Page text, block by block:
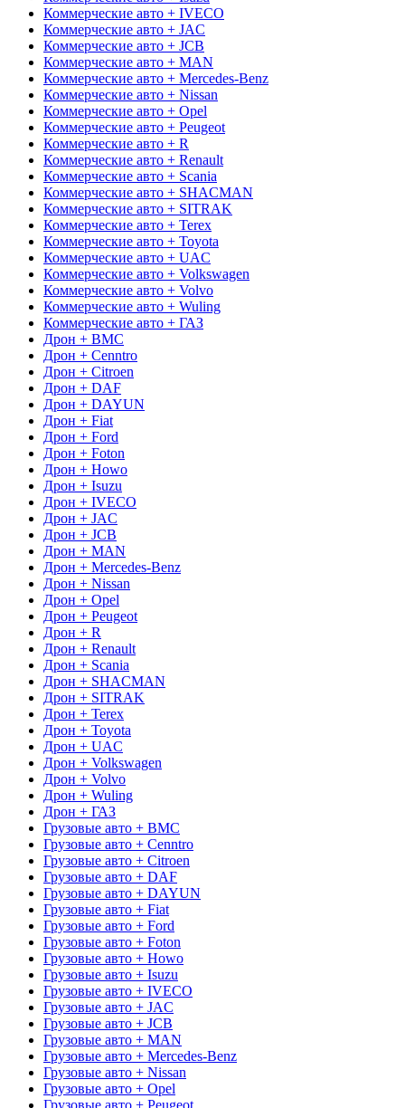
Коммерческие авто + IVECO
Коммерческие авто + JAC
Коммерческие авто + JCB
Коммерческие авто + MAN
Коммерческие авто + Mercedes-Benz
Коммерческие авто + Nissan
Коммерческие авто + Opel
Коммерческие авто + Peugeot
Коммерческие авто + R
Коммерческие авто + Renault
Коммерческие авто + Scania
Коммерческие авто + SHACMAN
Коммерческие авто + SITRAK
Коммерческие авто + Terex
Коммерческие авто + Toyota
Коммерческие авто + UAC
Коммерческие авто + Volkswagen
Коммерческие авто + Volvo
Коммерческие авто + Wuling
Коммерческие авто + ГАЗ
Дрон + BMC
Дрон + Cenntro
Дрон + Citroen
Дрон + DAF
Дрон + DAYUN
Дрон + Fiat
Дрон + Ford
Дрон + Foton
Дрон + Howo
Дрон + Isuzu
Дрон + IVECO
Дрон + JAC
Дрон + JCB
Дрон + MAN
Дрон + Mercedes-Benz
Дрон + Nissan
Дрон + Opel
Дрон + Peugeot
Дрон + R
Дрон + Renault
Дрон + Scania
Дрон + SHACMAN
Дрон + SITRAK
Дрон + Terex
Дрон + Toyota
Дрон + UAC
Дрон + Volkswagen
Дрон + Volvo
Дрон + Wuling
Дрон + ГАЗ
Грузовые авто + BMC
Грузовые авто + Cenntro
Грузовые авто + Citroen
Грузовые авто + DAF
Грузовые авто + DAYUN
Грузовые авто + Fiat
Грузовые авто + Ford
Грузовые авто + Foton
Грузовые авто + Howo
Грузовые авто + Isuzu
Грузовые авто + IVECO
Грузовые авто + JAC
Грузовые авто + JCB
Грузовые авто + MAN
Грузовые авто + Mercedes-Benz
Грузовые авто + Nissan
Грузовые авто + Opel
Грузовые авто + Peugeot